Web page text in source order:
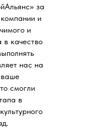
за
и
и
в качество
нас на
смогли
в